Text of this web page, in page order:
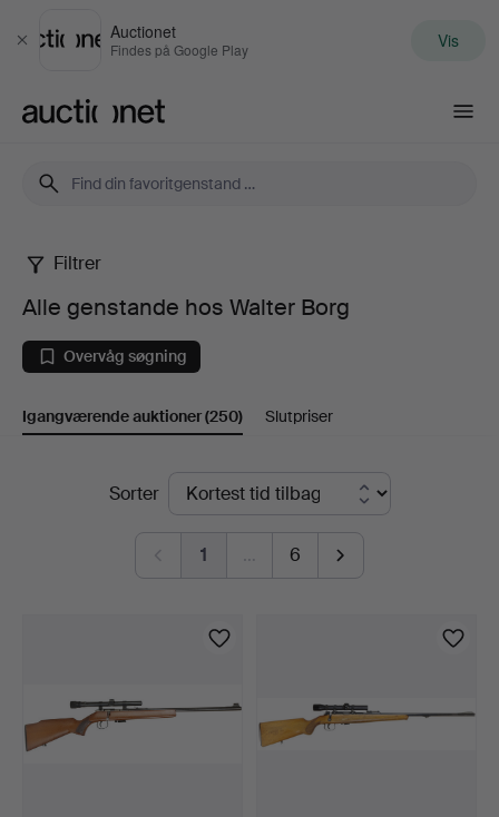
Luk
Auctionet
Findes på Google Play Vis
Alle
genstande
hos
Walter
Filtrer
Alle genstande hos Walter Borg
Overvåg søgning
Igangværende auktioner(250) Slutpriser
Igangværende
Sorter
1 … 6